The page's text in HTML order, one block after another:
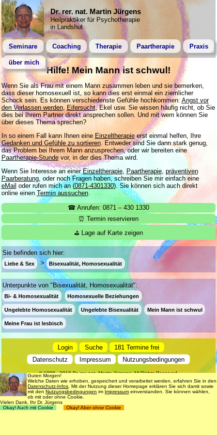
Dr. rer. nat. Martin Jürgens
Heilpraktiker für Psychotherapie
in Landshut
Seminare Coaching Therapie Paartherapie Praxis
über mich
Hilfe! Mein Mann ist schwul!
Wenn Sie als Frau mit einem Mann zusammen leben und sie bemerken,
dass dieser homosexuell ist, so kann dies erst einmal ein ziemlicher
Schock sein. Es können verschiedenste Gefühle hochkommen: Angst vor
den Verlassen werden,Eifersucht, Ekel usw. Sie wissen häufig nicht, ob Sie
dies bei Ihrem Partner direkt ansprechen sollen. Und mit wem können Sie
über dieses Thema sprechen?
In so einem Fall kann Ihnen eine Einzeltherapieerst einmal helfen, Ihre
Gedanken und Gefühle zu sortieren. Entweder sind Sie dann stark genug,
das Problem bei Ihrem Mann anzusprechen, oder wir bereiten eine
Paartherapie-Stundevor, in der dies Thema wird.
Wenn Sie Interesse an einerEinzeltherapie, Paartherapie, präventiven
Paarberatung, oder noch Fragen haben, schreiben Sie mir einfach eine
eMail oder rufen mich an (0871-4301330). Sie können sich auch direkt
online einen Termin aussuchen.
☎ Anrufen: 0871 – 430 1330
⏰ Termin reservieren
⛳ Lage auf Karte zeigen
Sie befinden sich hier:
Liebe & Sex Bisexualität, Homosexualität
Unterpunkte von "Bisexualität, Homosexualität":
Bi- & Homosexualität Homosexuelle Beziehungen
Ungelebte Homosexualität Ungelebte Bisexualität Mein Mann ist schwul
Meine Frau ist lesbisch
Login Suche
181 Termine frei
Datenschutz
Impressum Nutzungsbedingungen
© 1998 - 2018Dr. rer. nat. Martin Jürgens. All Rights Reserved.
Guten Morgen!
Welche Daten wie erhoben, gespeichert und verarbeitet werden, erfahren Sie in den
Datenschutz-Infos . Mit der Nutzung dieser Homepage erklären Sie sich damit sowie
mit denNutzungsbedingungen im Impressum einverstanden. Sie können wählen,
ob mit oder ohne Cookie.
Vielen Dank, Ihr Dr. Jürgens
Okay! Auch mit Cookie
Okay! Aber ohne Cookie